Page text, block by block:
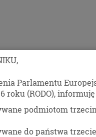
Parlamentu
roku (RODO), informuję
podmiotom
do państwa